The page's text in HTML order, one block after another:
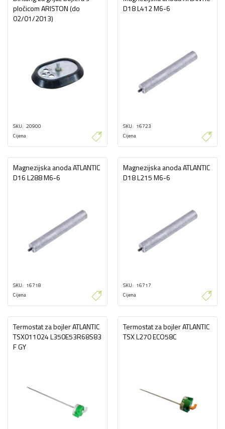
pločicom ARISTON (do
02/01/2013)
SKU 20900
Cijena
D18 L412 M6-6
SKU
16723
Cijena
Magnezijska anoda ATLANTIC
D16 L288 M6-6
SKU
16718
Cijena
Magnezijska anoda ATLANTIC
D18 L215 M6-6
SKU
16717
Cijena
Termostat za bojler ATLANTIC
TSX011024 L350E53R68S83
F GY
Termostat za bojler ATLANTIC
TSX L270 ECO58C